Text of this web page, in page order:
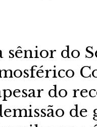
sênior do
do
de